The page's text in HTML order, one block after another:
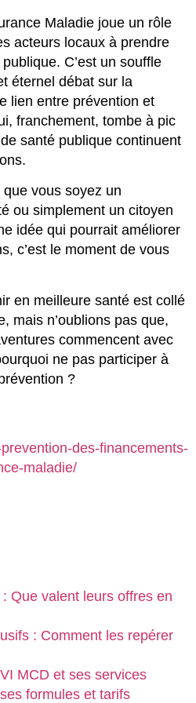
Maladie joue un rôle
acteurs locaux à prendre
C’est un souffle
éternel débat sur la
lien entre prévention et
franchement, tombe à pic
santé publique continuent
que vous soyez un
ou simplement un citoyen
idée qui pourrait améliorer
c’est le moment de vous
en meilleure santé est collé
mais n’oublions pas que,
commencent avec
ne pas participer à
?
des-financements-
maladie/
Que valent leurs offres en
: Comment les repérer
MCD et ses services
formules et tarifs